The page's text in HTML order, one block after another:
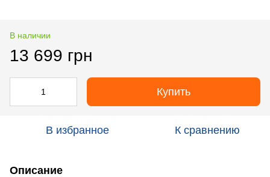
В наличии
13 699 грн
Купить
В избранное К сравнению
Описание